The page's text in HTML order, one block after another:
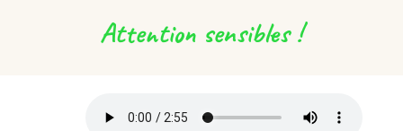
Attention sensibles !